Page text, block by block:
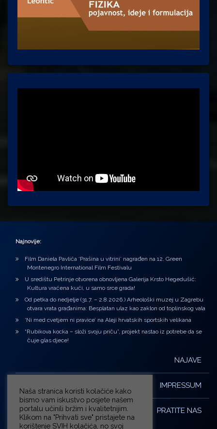
Najnovije:
Film Daniela Pavlića ‘Prašina u vitrini’ nagrađen na 12. Green
Montenegro International Film Festivalu
U središtu Petrinje otvorena obnovljena Galerija Krsto Hegedušić:
Kultura vraćena kući, u samo srce grada!
Od petka do nedjelje (31.7. – 2.8.2026.) Arheološki muzej u Zagrebu
otvara vrata građanima: Besplatan ulaz kao zaklon od toplinskog vala
‘Ni med cvetjem ni pravice’ na Aleji hrvatskih sportskih velikana
“Rubikova kocka – složi svoju priču”, projekt nastao iz potrebe da se
čuje glas djece!
NAJAVE
IMPRESSUM
PRATITE NAS
Naša stranica koristi kolačiće kako
bismo vam iskustvo posjete našem
portalu učinili bržim i kvalitetnijim.
Klikom na "Prihvati sve" pristajete na
korištenje SVIH kolačića, no svoj